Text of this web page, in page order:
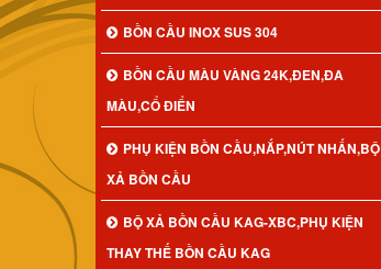
BỒN CẦU INOX SUS 304
BỒN CẦU MÀU VÀNG 24K,ĐEN,ĐA
MÀU,CỔ ĐIỂN
PHỤ KIỆN BỒN CẦU,NẮP,NÚT NHẤN,BỘ
XẢ BỒN CẦU
BỘ XẢ BỒN CẦU KAG-XBC,PHỤ KIỆN
THAY THẾ BỒN CẦU KAG